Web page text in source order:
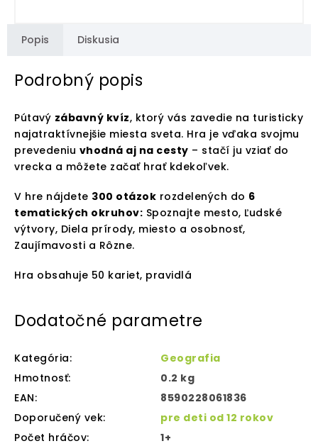
Popis Diskusia
Podrobný popis
Pútavý zábavný kvíz, ktorý vás zavedie na turisticky
najatraktívnejšie miesta sveta. Hra je vďaka svojmu
prevedeniu vhodná aj na cesty – stačí ju vziať do
vrecka a môžete začať hrať kdekoľvek.
V hre nájdete 300 otázok rozdelených do 6
tematických okruhov: Spoznajte mesto, Ľudské
výtvory, Diela prírody, miesto a osobnosť,
Zaujímavosti a Rôzne.
Hra obsahuje 50 kariet, pravidlá
Dodatočné parametre
Kategória:
Geografia
Hmotnosť:
0.2 kg
EAN:
8590228061836
Doporučený vek:
pre deti od 12 rokov
Počet hráčov:
1+